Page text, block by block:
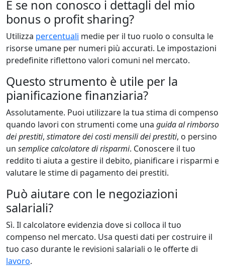
E se non conosco i dettagli del mio
bonus o profit sharing?
Utilizza percentuali medie per il tuo ruolo o consulta le
risorse umane per numeri più accurati. Le impostazioni
predefinite riflettono valori comuni nel mercato.
Questo strumento è utile per la
pianificazione finanziaria?
Assolutamente. Puoi utilizzare la tua stima di compenso
quando lavori con strumenti come una guida al rimborso
dei prestiti, stimatore dei costi mensili dei prestiti, o persino
un semplice calcolatore di risparmi. Conoscere il tuo
reddito ti aiuta a gestire il debito, pianificare i risparmi e
valutare le stime di pagamento dei prestiti.
Può aiutare con le negoziazioni
salariali?
Sì. Il calcolatore evidenzia dove si colloca il tuo
compenso nel mercato. Usa questi dati per costruire il
tuo caso durante le revisioni salariali o le offerte di
lavoro.